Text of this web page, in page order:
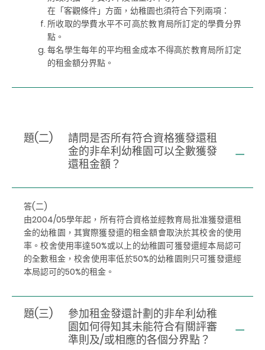
在「客觀條件」方面，幼稚園也須符合下列兩項：
所收取的學費水平不可高於教育局所訂定的學費分界
點。
每名學生每年的平均租金成本不得高於教育局所訂定
的租金額分界點。
題(二)
請問是否所有符合資格獲發還租
金的非牟利幼稚園可以全數獲發
還租金額？
答(二)
由2004/05學年起，所有符合資格並經教育局批准獲發還租
金的幼稚園，其實際獲發還的租金額會取決於其校舍的使用
率。校舍使用率達50%或以上的幼稚園可獲發還經本局認可
的全數租金，校舍使用率低於50%的幼稚園則只可獲發還經
本局認可的50%的租金。
題(三)
參加租金發還計劃的非牟利幼稚
園如何得知其未能符合有關評審
準則及/或相應的各個分界點？